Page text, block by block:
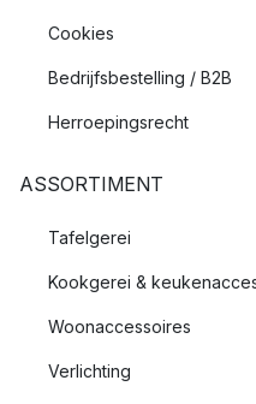
Cookies
Bedrijfsbestelling / B2B
Herroepingsrecht
ASSORTIMENT
Tafelgerei
Kookgerei &
Woonaccessoires
Verlichting